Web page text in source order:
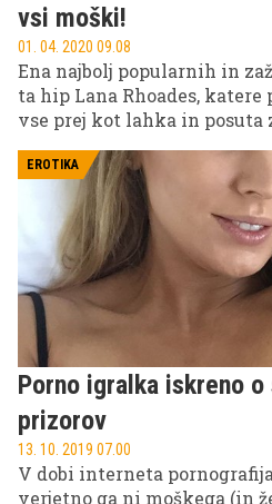
vsi moški!
01. 04. 2020 09.08
Ena najbolj popularnih in
ta hip Lana Rhoades, katere
vse prej kot lahka in posuta
EROTIKA
Porno igralka iskreno
prizorov
13. 10. 2019 07.00
V dobi interneta
verjetno ga ni moškega (in